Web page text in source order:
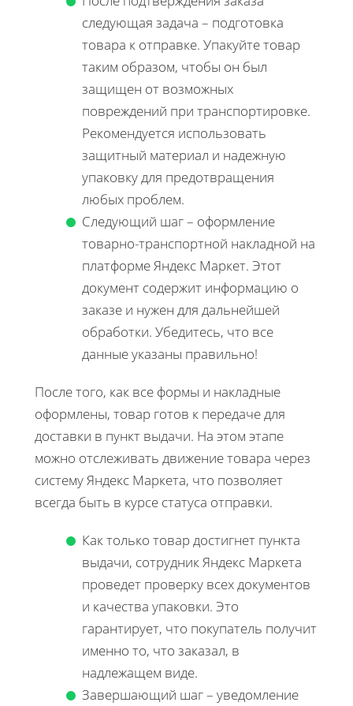
следующая задача – подготовка
товара к отправке. Упакуйте товар
таким образом, чтобы он был
защищен от возможных
повреждений при транспортировке.
Рекомендуется использовать
защитный материал и надежную
упаковку для предотвращения
любых проблем.
Следующий шаг – оформление
товарно-транспортной накладной на
платформе Яндекс Маркет. Этот
документ содержит информацию о
заказе и нужен для дальнейшей
обработки. Убедитесь, что все
данные указаны правильно!
После того, как все формы и накладные
оформлены, товар готов к передаче для
доставки в пункт выдачи. На этом этапе
можно отслеживать движение товара через
систему Яндекс Маркета, что позволяет
всегда быть в курсе статуса отправки.
Как только товар достигнет пункта
выдачи, сотрудник Яндекс Маркета
проведет проверку всех документов
и качества упаковки. Это
гарантирует, что покупатель получит
именно то, что заказал, в
надлежащем виде.
Завершающий шаг – уведомление